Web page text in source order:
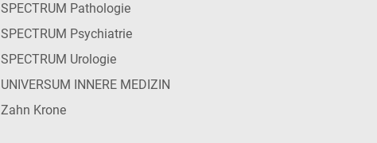
SPECTRUM Pathologie
SPECTRUM Psychiatrie
SPECTRUM Urologie
UNIVERSUM INNERE MEDIZIN
Zahn Krone